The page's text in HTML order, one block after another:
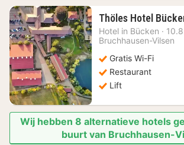
Thöles Hotel
Hotel in Bücken ·
Bruchhausen-Vilsen
Gratis Wi-Fi
Restaurant
Lift
Wij hebben 8 alternatieve hotels
buurt van Bruchhausen-